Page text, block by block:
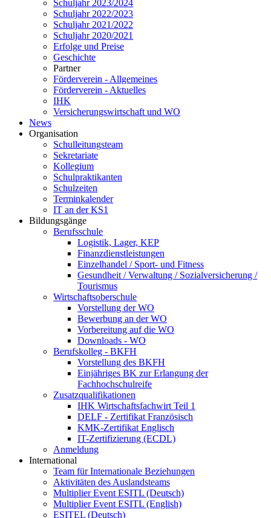
Schuljahr 2023/2024
Schuljahr 2022/2023
Schuljahr 2021/2022
Schuljahr 2020/2021
Erfolge und Preise
Geschichte
Partner
Förderverein - Allgemeines
Förderverein - Aktuelles
IHK
Versicherungswirtschaft und WO
News
Organisation
Schulleitungsteam
Sekretariate
Kollegium
Schulpraktikanten
Schulzeiten
Terminkalender
IT an der KS1
Bildungsgänge
Berufsschule
Logistik, Lager, KEP
Finanzdienstleistungen
Einzelhandel / Sport- und Fitness
Gesundheit / Verwaltung / Sozialversicherung /
Tourismus
Wirtschaftsoberschule
Vorstellung der WO
Bewerbung an der WO
Vorbereitung auf die WO
Downloads - WO
Berufskolleg - BKFH
Vorstellung des BKFH
Einjähriges BK zur Erlangung der
Fachhochschulreife
Zusatzqualifikationen
IHK Wirtschaftsfachwirt Teil 1
DELF - Zertifikat Französisch
KMK-Zertifikat Englisch
IT-Zertifizierung (ECDL)
Anmeldung
International
Team für Internationale Beziehungen
Aktivitäten des Auslandsteams
Multiplier Event ESITL (Deutsch)
Multiplier Event ESITL (English)
ESITEL (Deutsch)